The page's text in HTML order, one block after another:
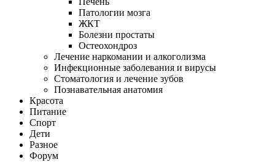
Патологии мозга
ЖКТ
Болезни простаты
Остеохондроз
Лечение наркомании и алкоголизма
Инфекционные заболевания и вирусы
Стоматология и лечение зубов
Познавательная анатомия
Красота
Питание
Спорт
Дети
Разное
Форум